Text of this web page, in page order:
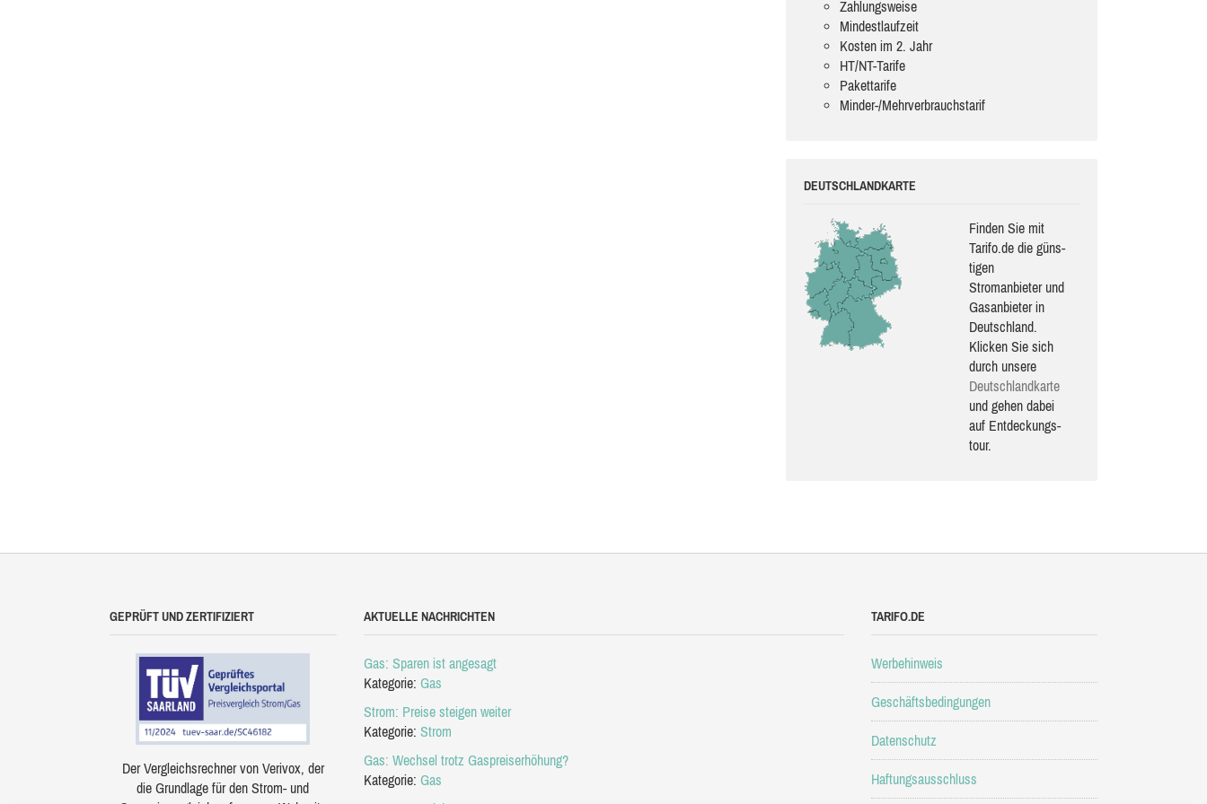
Zahlungsweise
Mindestlaufzeit
Kosten im 2. Jahr
HT/NT-Tarife
Pakettarife
Minder-/Mehrverbrauchstarif
DEUTSCHLANDKARTE
Finden Sie mit
Tarifo.de die güns­
ti­gen
Stromanbieter und
Gasanbieter in
Deutschland.
Klicken Sie sich
durch unsere
Deutsch­land­karte
und gehen dabei
auf Ent­de­ckungs­
tour.
GEPRÜFT UND ZERTIFIZIERT
Der Vergleichsrechner von Verivox, der
die Grundlage für den Strom- und
AKTUELLE NACHRICHTEN
Gas: Sparen ist angesagt
Kategorie: Gas
Strom: Preise steigen weiter
Kategorie: Strom
Gas: Wechsel trotz Gaspreiserhöhung?
Kategorie: Gas
TARIFO.DE
Werbehinweis
Geschäftsbedingungen
Datenschutz
Haftungsausschluss